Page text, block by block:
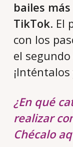
bailes
TikTok. El
con los
el
¿En qué
realizar
Chécalo